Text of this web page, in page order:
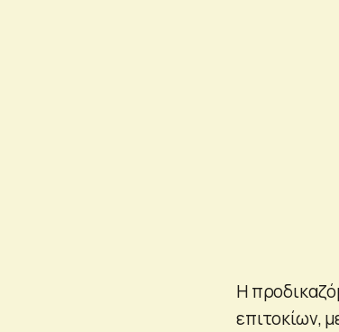
Η
επιτοκίων,